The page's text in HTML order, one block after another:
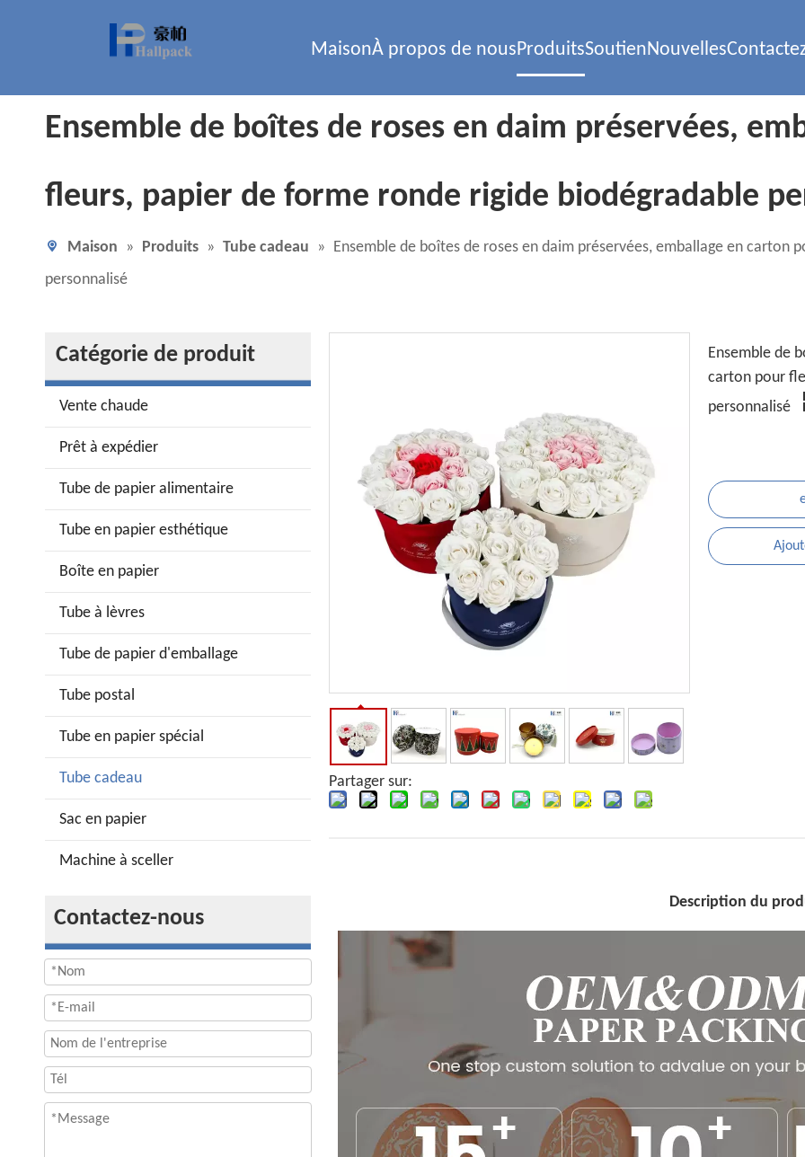
MaisonÀ propos de nousProduitsSoutienNouvelles
Ensemble de boîtes de roses en daim préservées,
fleurs, papier de forme ronde rigide biodégradable
Maison » Produits » Tube cadeau » Ensemble de boîtes de roses en daim préservées, emballage en
personnalisé
Catégorie de produit
Vente chaude
Prêt à expédier
Tube de papier alimentaire
Tube en papier esthétique
Boîte en papier
Tube à lèvres
Tube de papier d'emballage
Tube postal
Tube en papier spécial
Tube cadeau
Sac en papier
Machine à sceller
Contactez-nous
Partager sur:
Ensemble de
carton pour
personnalisé
Description du